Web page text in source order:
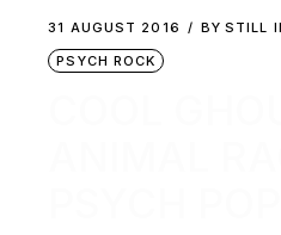
31 AUGUST 2016 BY STILL
PSYCH ROCK